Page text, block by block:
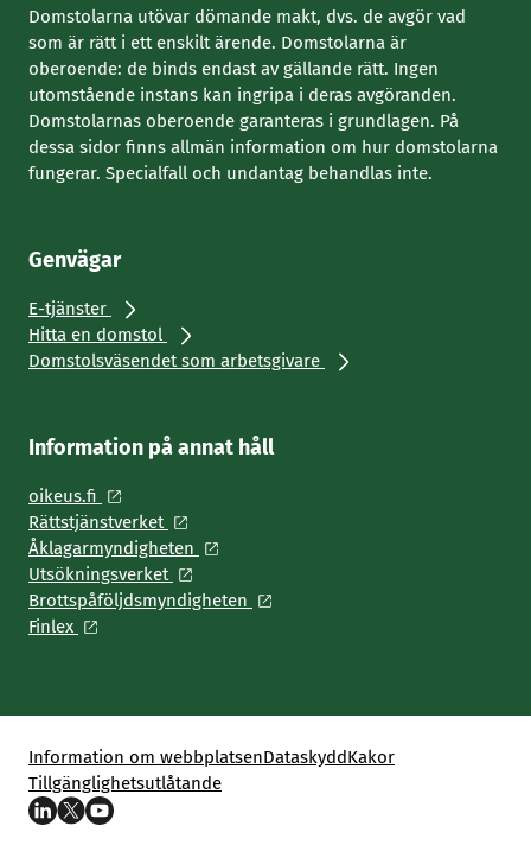
Domstolarna utövar dömande makt, dvs. de avgör vad
som är rätt i ett enskilt ärende. Domstolarna är
oberoende: de binds endast av gällande rätt. Ingen
utomstående instans kan ingripa i deras avgöranden.
Domstolarnas oberoende garanteras i grundlagen. På
dessa sidor finns allmän information om hur domstolarna
fungerar. Specialfall och undantag behandlas inte.
Genvägar
E-tjänster
Hitta en domstol
Domstolsväsendet som arbetsgivare
Information på annat håll
oikeus.fi
Rättstjänstverket
Åklagarmyndigheten
Utsökningsverket
Brottspåföljdsmyndigheten
Finlex
Information om webbplatsenDataskyddKakor
Tillgänglighetsutlåtande